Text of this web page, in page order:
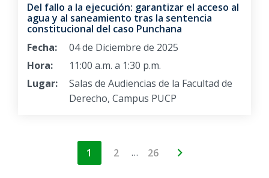
Del fallo a la ejecución: garantizar el acceso al
agua y al saneamiento tras la sentencia
constitucional del caso Punchana
Fecha:
04 de Diciembre de 2025
Hora:
11:00 a.m. a 1:30 p.m.
Lugar:
Salas de Audiencias de la Facultad de
Derecho, Campus PUCP
1 2 … 26